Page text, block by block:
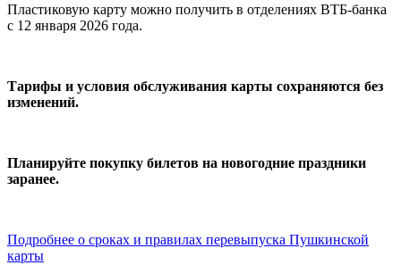
Пластиковую карту можно получить в отделениях ВТБ-банка
с 12 января 2026 года.
Тарифы и условия обслуживания карты сохраняются без
изменений.
Планируйте покупку билетов на новогодние праздники
заранее.
Подробнее о сроках и правилах перевыпуска Пушкинской
карты